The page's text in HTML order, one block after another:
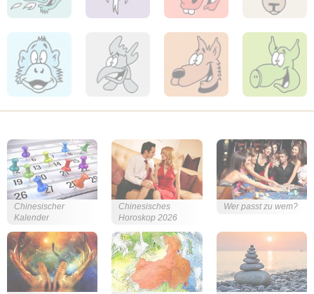
Chinesischer
Kalender
Chinesisches
Horoskop 2026
Wer passt zu wem?